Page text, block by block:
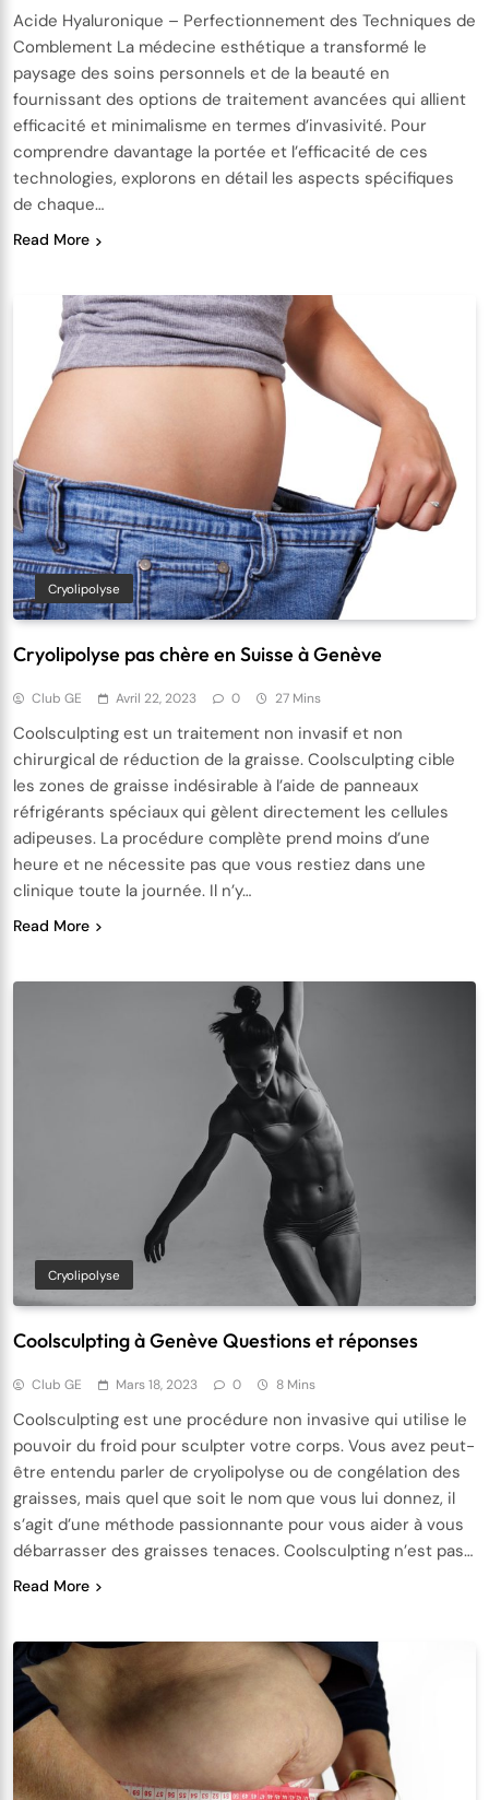
Acide Hyaluronique – Perfectionnement des Techniques de
Comblement La médecine esthétique a transformé le
paysage des soins personnels et de la beauté en
fournissant des options de traitement avancées qui allient
efficacité et minimalisme en termes d’invasivité. Pour
comprendre davantage la portée et l’efficacité de ces
technologies, explorons en détail les aspects spécifiques
de chaque…
Read More
Cryolipolyse
Cryolipolyse pas chère en Suisse à Genève
Club GE Avril 22, 2023 0 27 Mins
Coolsculpting est un traitement non invasif et non
chirurgical de réduction de la graisse. Coolsculpting cible
les zones de graisse indésirable à l’aide de panneaux
réfrigérants spéciaux qui gèlent directement les cellules
adipeuses. La procédure complète prend moins d’une
heure et ne nécessite pas que vous restiez dans une
clinique toute la journée. Il n’y…
Read More
Cryolipolyse
Coolsculpting à Genève Questions et réponses
Club GE Mars 18, 2023 0 8 Mins
Coolsculpting est une procédure non invasive qui utilise le
pouvoir du froid pour sculpter votre corps. Vous avez peut-
être entendu parler de cryolipolyse ou de congélation des
graisses, mais quel que soit le nom que vous lui donnez, il
s’agit d’une méthode passionnante pour vous aider à vous
débarrasser des graisses tenaces. Coolsculpting n’est pas…
Read More